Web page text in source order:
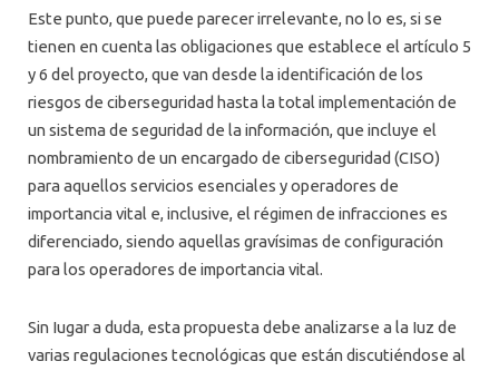
Este punto, que puede parecer irrelevante, no lo es, si se
tienen en cuenta las obligaciones que establece el artículo 5
y 6 del proyecto, que van desde la identificación de los
riesgos de ciberseguridad hasta la total implementación de
un sistema de seguridad de la información, que incluye el
nombramiento de un encargado de ciberseguridad (CISO)
para aquellos servicios esenciales y operadores de
importancia vital e, inclusive, el régimen de infracciones es
diferenciado, siendo aquellas gravísimas de configuración
para los operadores de importancia vital.
Sin Iugar a duda, esta propuesta debe analizarse a la Iuz de
varias regulaciones tecnológicas que están discutiéndose al